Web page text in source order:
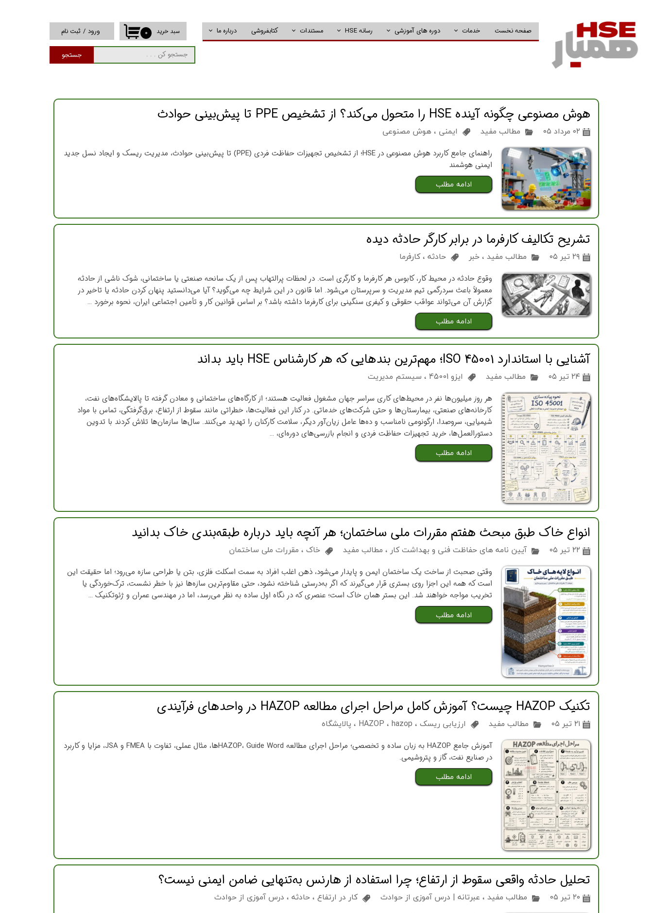
صفحه نخست خدمات دوره های آموزشی رسانه HSE مستندات کتابفروشی درباره ما
جستجو
۰ سبد خرید ورود / ثبت نام
حساب کاربری من
تغییر گذر واژه
هوش مصنوعی چگونه آینده HSE را متحول می‌کند؟ از تشخیص PPE تا پیش‌بینی حوادث
۰۲ مرداد ۰۵ مطالب مفید ایمنی ،هوش مصنوعی
راهنمای جامع کاربرد هوش مصنوعی در HSE؛ از تشخیص تجهیزات حفاظت فردی (PPE) تا پیش‌بینی حوادث، مدیریت ریسک و ایجاد نسل جدید
ایمنی هوشمند
ادامه مطلب
تشریح تکالیف کارفرما در برابر کارگر حادثه دیده
۲۹ تیر ۰۵ مطالب مفید ،خبر حادثه ،کارفرما
وقوع حادثه در محیط کار، کابوس هر کارفرما و کارگری است. در لحظات پرالتهاب پس از یک سانحه صنعتی یا ساختمانی، شوک ناشی از حادثه
معمولاً باعث سردرگمی تیم مدیریت و سرپرستان می‌شود. اما قانون در این شرایط چه می‌گوید؟ آیا می‌دانستید پنهان کردن حادثه یا تاخیر در
گزارش آن می‌تواند عواقب حقوقی و کیفری سنگینی برای کارفرما داشته باشد؟ بر اساس قوانین کار و تأمین اجتماعی ایران، نحوه برخورد …
ادامه مطلب
آشنایی با استاندارد ISO 45001؛ مهم‌ترین بندهایی که هر کارشناس HSE باید بداند
۲۴ تیر ۰۵ مطالب مفید ایزو 45001 ، سیستم مدیریت
هر روز میلیون‌ها نفر در محیط‌های کاری سراسر جهان مشغول فعالیت هستند؛ از کارگاه‌های ساختمانی و معادن گرفته تا پالایشگاه‌های نفت،
کارخانه‌های صنعتی، بیمارستان‌ها و حتی شرکت‌های خدماتی. در کنار این فعالیت‌ها، خطراتی مانند سقوط از ارتفاع، برق‌گرفتگی، تماس با مواد
شیمیایی، سروصدا، ارگونومی نامناسب و ده‌ها عامل زیان‌آور دیگر، سلامت کارکنان را تهدید می‌کنند. سال‌ها سازمان‌ها تلاش کردند با تدوین
دستورالعمل‌ها، خرید تجهیزات حفاظت فردی و انجام بازرسی‌های دوره‌ای، …
ادامه مطلب
انواع خاک طبق مبحث هفتم مقررات ملی ساختمان؛ هر آنچه باید درباره طبقه‌بندی خاک بدانید
۲۲ تیر ۰۵ آیین نامه های حفاظت فنی و بهداشت کار ، مطالب مفید خاک ، مقررات ملی ساختمان
وقتی صحبت از ساخت یک ساختمان ایمن و پایدار می‌شود، ذهن اغلب افراد به سمت اسکلت فلزی، بتن یا طراحی سازه می‌رود؛ اما حقیقت این
است که همه این اجزا روی بستری قرار می‌گیرند که اگر به‌درستی شناخته نشود، حتی مقاوم‌ترین سازه‌ها نیز با خطر نشست، ترک‌خوردگی یا
تخریب مواجه خواهند شد. این بستر همان خاک است؛ عنصری که در نگاه اول ساده به نظر می‌رسد، اما در مهندسی عمران و ژئوتکنیک …
ادامه مطلب
تکنیک HAZOP چیست؟ آموزش کامل مراحل اجرای مطالعه HAZOP در واحدهای فرآیندی
۲۱ تیر ۰۵ مطالب مفید ارزیابی ریسک ، HAZOP ، hazop ، پالایشگاه
آموزش جامع HAZOP به زبان ساده و تخصصی؛ مراحل اجرای مطالعه HAZOP، Guide Wordها، مثال عملی، تفاوت با FMEA و JSA، مزایا و کاربرد
در صنایع نفت، گاز و پتروشیمی.
ادامه مطلب
تحلیل حادثه واقعی سقوط از ارتفاع؛ چرا استفاده از هارنس به‌تنهایی ضامن ایمنی نیست؟
۲۰ تیر ۰۵ مطالب مفید ، عبرتانه | درس آموزی از حوادث کار در ارتفاع ،حادثه ، درس آموزی از حوادث